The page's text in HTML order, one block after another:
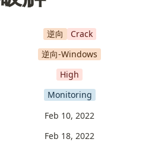
逆向
Crack
逆向-Windows
High
Monitoring
Feb 10, 2022
Feb 18, 2022